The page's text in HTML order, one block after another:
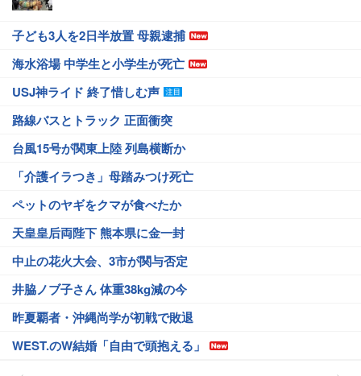
子ども3人を2日半放置 母親逮捕
海水浴場 中学生と小学生が死亡
USJ神ライド 終了惜しむ声
路線バスとトラック 正面衝突
台風15号が関東上陸 列島横断か
「介護イラつき」母踏みつけ死亡
ペットのヤギをクマが食べたか
天皇皇后両陛下 熊本県に金一封
中止の花火大会、3市が関与否定
井脇ノブ子さん 体重38kg減の今
昨夏覇者・沖縄尚学が初戦で敗退
WEST.のW結婚「自由で頭抱える」